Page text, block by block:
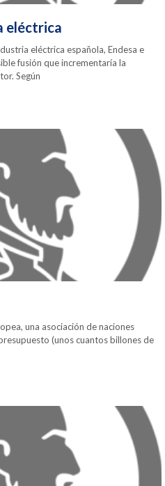
eléctrica
eléctrica española, Endesa e
fusión que incrementaría la
Según
una asociación de naciones
(unos cuantos billones de